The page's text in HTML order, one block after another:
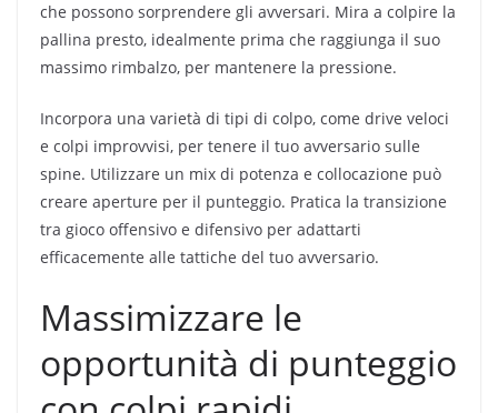
che possono sorprendere gli avversari. Mira a colpire la
pallina presto, idealmente prima che raggiunga il suo
massimo rimbalzo, per mantenere la pressione.
Incorpora una varietà di tipi di colpo, come drive veloci
e colpi improvvisi, per tenere il tuo avversario sulle
spine. Utilizzare un mix di potenza e collocazione può
creare aperture per il punteggio. Pratica la transizione
tra gioco offensivo e difensivo per adattarti
efficacemente alle tattiche del tuo avversario.
Massimizzare le
opportunità di punteggio